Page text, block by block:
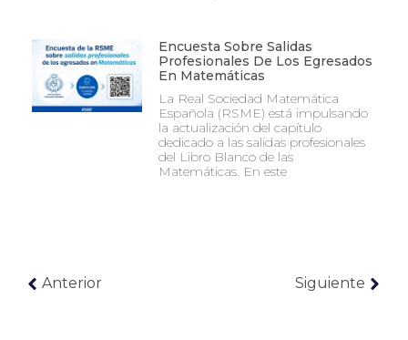
Encuesta Sobre Salidas
Profesionales De Los Egresados
En Matemáticas
La Real Sociedad Matemática
Española (RSME) está impulsando
la actualización del capítulo
dedicado a las salidas profesionales
del Libro Blanco de las
Matemáticas. En este
Anterior Siguiente